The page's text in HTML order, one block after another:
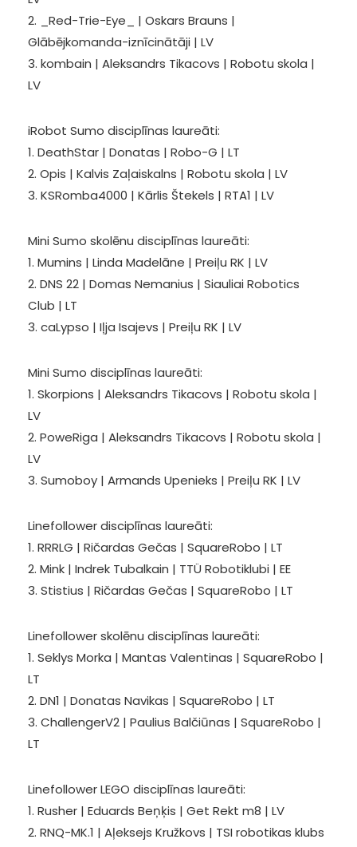
2. _Red-Trie-Eye_ | Oskars Brauns |
Glābējkomanda-iznīcinātāji | LV
3. kombain | Aleksandrs Tikacovs | Robotu skola |
LV
iRobot Sumo disciplīnas laureāti:
1. DeathStar | Donatas | Robo-G | LT
2. Opis | Kalvis Zaļaiskalns | Robotu skola | LV
3. KSRomba4000 | Kārlis Štekels | RTA1 | LV
Mini Sumo skolēnu disciplīnas laureāti:
1. Mumins | Linda Madelāne | Preiļu RK | LV
2. DNS 22 | Domas Nemanius | Siauliai Robotics
Club | LT
3. caLypso | Iļja Isajevs | Preiļu RK | LV
Mini Sumo disciplīnas laureāti:
1. Skorpions | Aleksandrs Tikacovs | Robotu skola |
LV
2. PoweRiga | Aleksandrs Tikacovs | Robotu skola |
LV
3. Sumoboy | Armands Upenieks | Preiļu RK | LV
Linefollower disciplīnas laureāti:
1. RRRLG | Ričardas Gečas | SquareRobo | LT
2. Mink | Indrek Tubalkain | TTÜ Robotiklubi | EE
3. Stistius | Ričardas Gečas | SquareRobo | LT
Linefollower skolēnu disciplīnas laureāti:
1. Seklys Morka | Mantas Valentinas | SquareRobo |
LT
2. DN1 | Donatas Navikas | SquareRobo | LT
3. ChallengerV2 | Paulius Balčiūnas | SquareRobo |
LT
Linefollower LEGO disciplīnas laureāti:
1. Rusher | Eduards Beņķis | Get Rekt m8 | LV
2. RNQ-MK.1 | Aļeksejs Kružkovs | TSI robotikas klubs